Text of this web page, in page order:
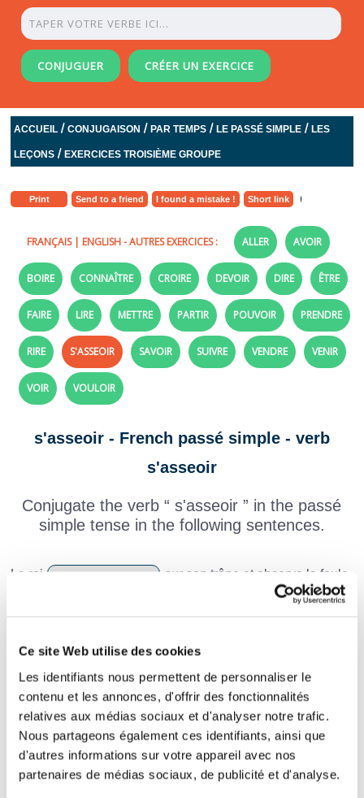
Ce site Web utilise des cookies
Les identifiants nous permettent de personnaliser le
contenu et les annonces, d'offrir des fonctionnalités
relatives aux médias sociaux et d'analyser notre trafic.
Nous partageons également ces identifiants, ainsi que
d'autres informations sur votre appareil avec nos
partenaires de médias sociaux, de publicité et d'analyse.
CONJUGUER CRÉER UN EXERCICE
ACCUEIL /CONJUGAISON /PAR TEMPS /LE PASSÉ SIMPLE /LES
LEÇONS /EXERCICES TROISIÈME GROUPE
Print Send to a friend I found a mistake ! Short link
FRANÇAIS| ENGLISH- AUTRES EXERCICES : ALLER AVOIR
BOIRE CONNAÎTRE CROIRE DEVOIR DIRE ÊTRE
FAIRE LIRE METTRE PARTIR POUVOIR PRENDRE
RIRE S'ASSEOIR SAVOIR SUIVRE VENDRE VENIR
VOIR VOULOIR
s'asseoir - French passé simple - verb
s'asseoir
Conjugate the verb “ s'asseoir ” in the passé
simple tense in the following sentences.
Le roi sur son trône et observa la foule
récit du vieux voyageur.
sans hésiter sur le banc de pierre
face à la mer.
Les enfants rapidement à leur place
lorsque la cloche sonna.